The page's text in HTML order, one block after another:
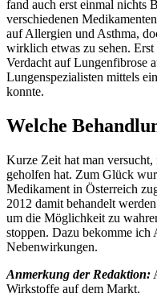
fand auch erst einmal nichts
verschiedenen
auf Allergien und Asthma,
wirklich etwas zu sehen.
Verdacht auf Lungenfibrose
Lungenspezialisten mittels
konnte.
Welche
Kurze Zeit hat man
geholfen hat. Zum Glück
Medikament in Österreich
2012 damit behandelt
um die Möglichkeit zu
stoppen. Dazu bekomme ich
Nebenwirkungen.
Anmerkung der Redaktion:
Wirkstoffe auf dem Markt.